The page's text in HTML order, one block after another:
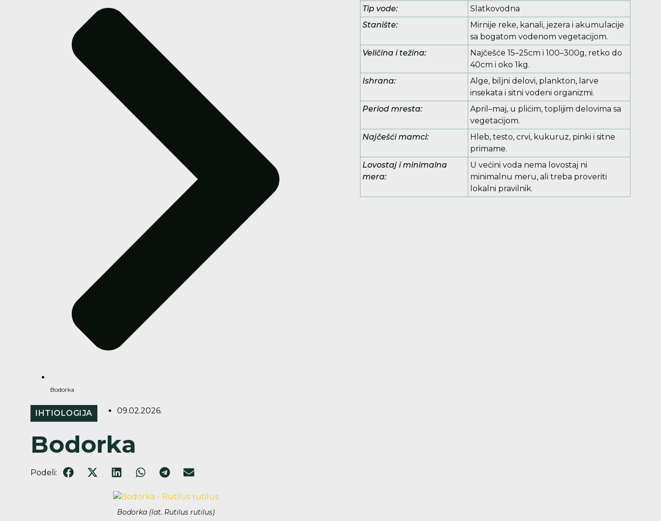
Bodorka
IHTIOLOGIJA 09.02.2026.
Bodorka
Podeli:
Bodorka (lat. Rutilus rutilus)
Tip vode:
Slatkovodna
Stanište:
Mirnije reke, kanali, jezera i akumulacije
sa bogatom vodenom vegetacijom.
Veličina i težina:
Najčešće 15–25cm i 100–300g, retko do
40cm i oko 1kg.
Ishrana:
Alge, biljni delovi, plankton, larve
insekata i sitni vodeni organizmi.
Period mresta:
April–maj, u plićim, toplijim delovima sa
vegetacijom.
Najčešći mamci:
Hleb, testo, crvi, kukuruz, pinki i sitne
primame.
Lovostaj i minimalna
mera:
U većini voda nema lovostaj ni
minimalnu meru, ali treba proveriti
lokalni pravilnik.